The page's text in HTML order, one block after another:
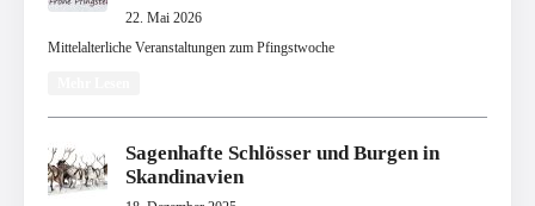
22. Mai 2026
Mittelalterliche Veranstaltungen zum Pfingstwoche
Sagenhafte Schlösser und Burgen in
Skandinavien